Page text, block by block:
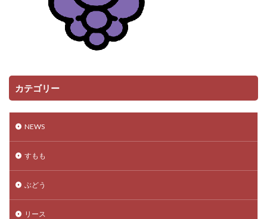
カテゴリー
NEWS
すもも
ぶどう
リース